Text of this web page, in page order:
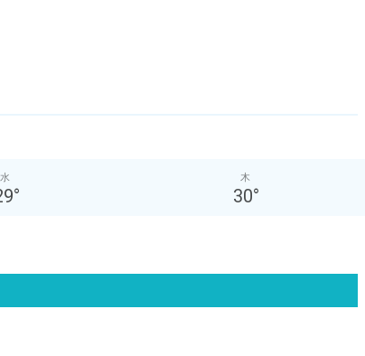
水
°
木
30°